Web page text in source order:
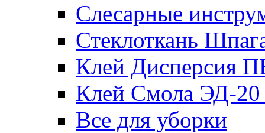
Слесарные
Стеклоткань
Клей Дисперсия
Клей Смола ЭД-20
Все для уборки